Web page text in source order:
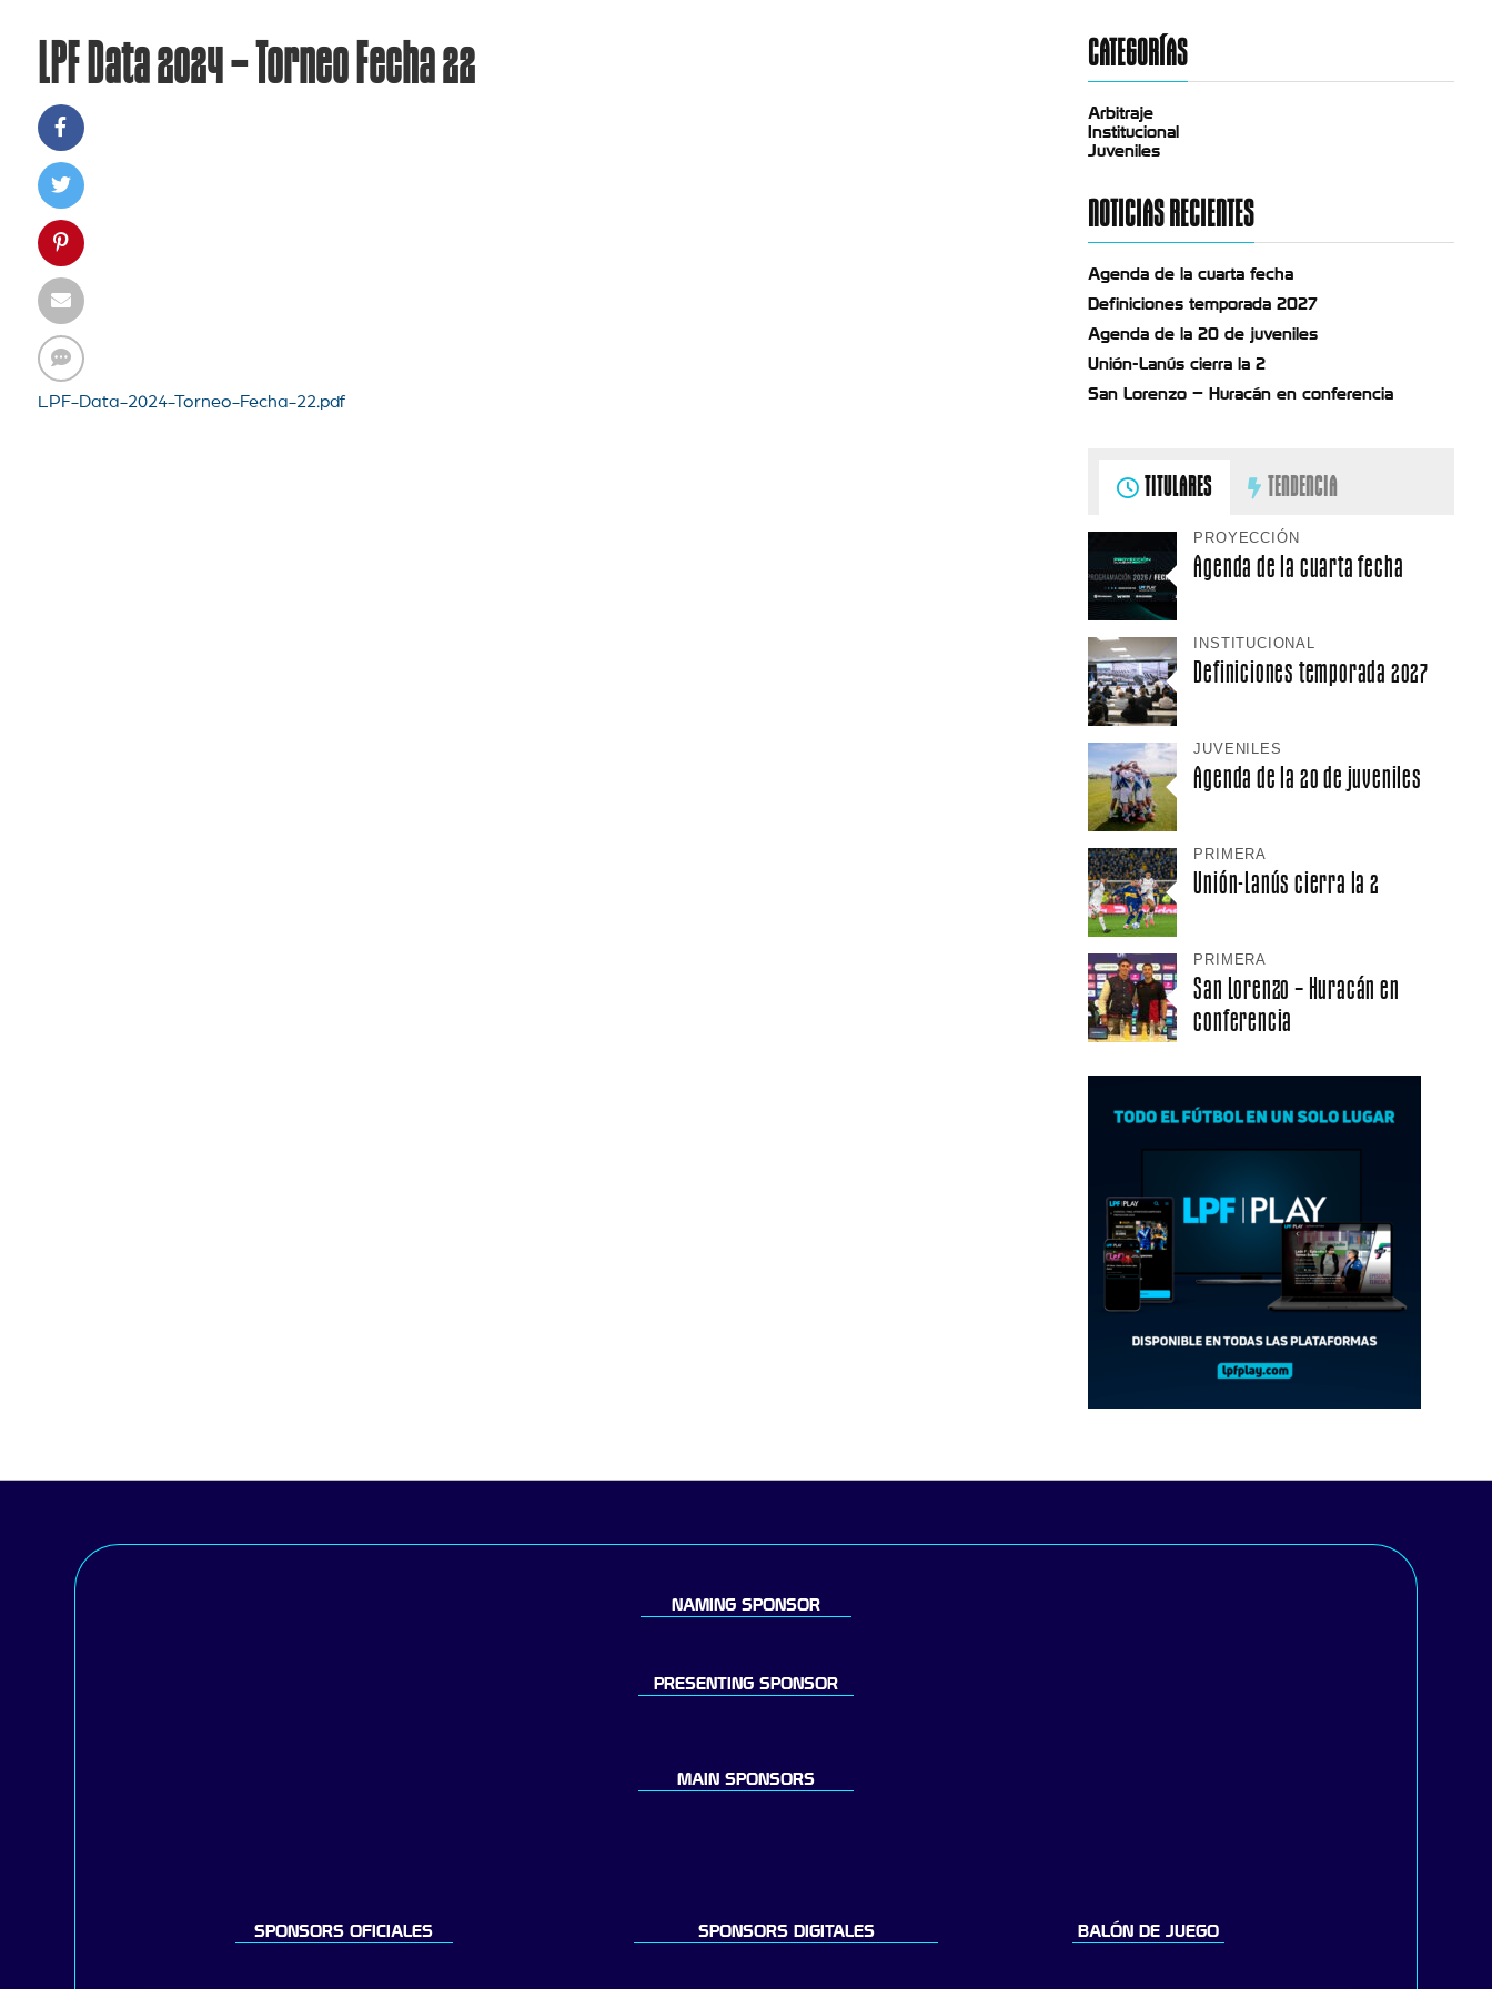
LPF Data 2024 – Torneo Fecha 22
LPF-Data-2024-Torneo-Fecha-22.pdf
CATEGORÍAS
Arbitraje
Institucional
Juveniles
NOTICIAS RECIENTES
Agenda de la cuarta fecha
Definiciones temporada 2027
Agenda de la 20 de juveniles
Unión-Lanús cierra la 2
San Lorenzo – Huracán en conferencia
TITULARES TENDENCIA
PROYECCIÓN
Agenda de la cuarta fecha
INSTITUCIONAL
Definiciones temporada 2027
JUVENILES
Agenda de la 20 de juveniles
PRIMERA
Unión-Lanús cierra la 2
PRIMERA
San Lorenzo – Huracán en
conferencia
NAMING SPONSOR
PRESENTING SPONSOR
MAIN SPONSORS
SPONSORS OFICIALES SPONSORS DIGITALES BALÓN DE JUEGO